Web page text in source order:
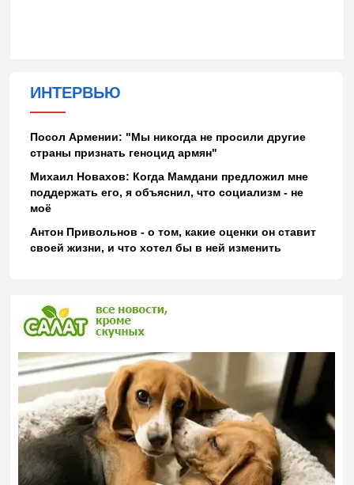
ИНТЕРВЬЮ
Посол Армении: "Мы никогда не просили другие
страны признать геноцид армян"
Михаил Новахов: Когда Мамдани предложил мне
поддержать его, я объяснил, что социализм - не
моё
Антон Привольнов - о том, какие оценки он ставит
своей жизни, и что хотел бы в ней изменить